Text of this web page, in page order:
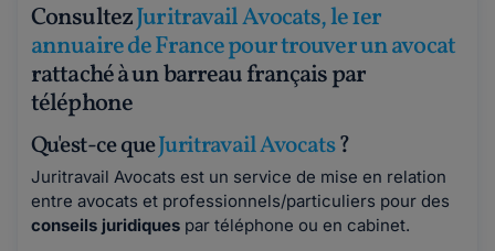
ConsultezJuritravail Avocats, le 1er
annuaire de France pour trouver un avocat
rattaché à un barreau français par
téléphone
Qu'est-ce queJuritravail Avocats?
Juritravail Avocats est un service de mise en relation
entre avocats et professionnels/particuliers pour des
conseils juridiques par téléphone ou en cabinet.